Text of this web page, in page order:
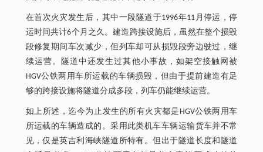
在首次火灾发生后，其中一段隧道于1996年11月停运，停
运时间共计6个月之久。建造跨接设施后，虽然在整个损毁
段修复期间车次减少，但列车却可从损毁段旁边驶过，继
续运营。隧道中还发生过其他小事故，如架空接触网被
HGV公铁两用车所运载的车辆损毁，但由于提前建造有足
够的跨接设施将隧道分成多段，列车仍能继续运营。
如上所述，迄今为止发生的所有火灾都是HGV公铁两用车
所运载的车辆造成的。采用此类机车车辆运输货车并不常
见，仅是英吉利海峡隧道所特有。但出于隧道长度和隧道